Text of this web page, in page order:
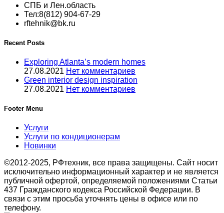
СПБ и Лен.область
Тел:8(812) 904-67-29
rftehnik@bk.ru
Recent Posts
Exploring Atlanta’s modern homes
27.08.2021 Нет комментариев
Green interior design inspiration
27.08.2021 Нет комментариев
Footer Menu
Услуги
Услуги по кондиционерам
Новинки
©2012-2025, РФтехник, все права защищены. Сайт носит
исключительно информационный характер и не является
публичной офертой, определяемой положениями Статьи
437 Гражданского кодекса Российской Федерации. В
связи с этим просьба уточнять цены в офисе или по
телефону.